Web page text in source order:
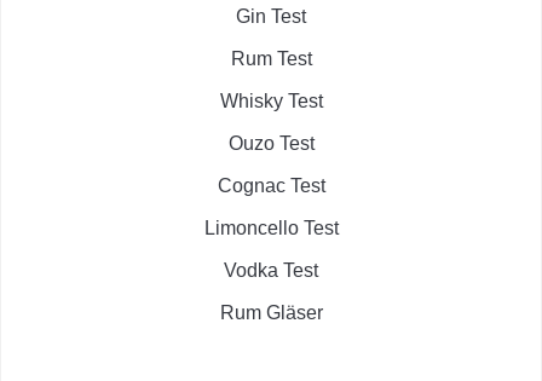
Gin Test
Rum Test
Whisky Test
Ouzo Test
Cognac Test
Limoncello Test
Vodka Test
Rum Gläser